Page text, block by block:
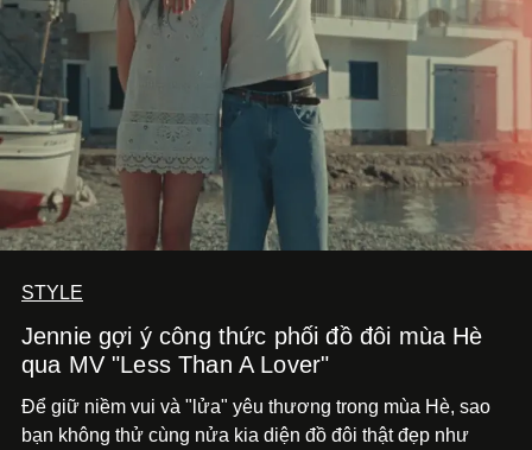
STYLE
Jennie gợi ý công thức phối đồ đôi mùa Hè
qua MV "Less Than A Lover"
Để giữ niềm vui và "lửa" yêu thương trong mùa Hè, sao
bạn không thử cùng nửa kia diện đồ đôi thật đẹp như